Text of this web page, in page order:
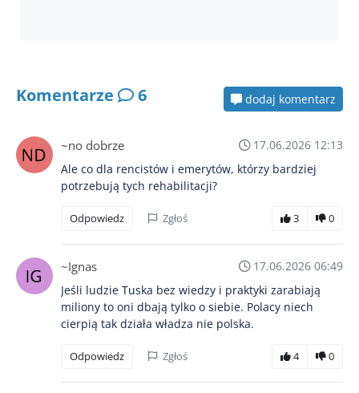
Komentarze 6 dodaj komentarz
~no dobrze
17.06.2026 12:13
Ale co dla rencistów i emerytów, którzy bardziej
potrzebują tych rehabilitacji?
Odpowiedz Zgłoś 3 0
~Ignas
17.06.2026 06:49
Jeśli ludzie Tuska bez wiedzy i praktyki zarabiają
miliony to oni dbają tylko o siebie. Polacy niech
cierpią tak działa władza nie polska.
Odpowiedz Zgłoś 4 0